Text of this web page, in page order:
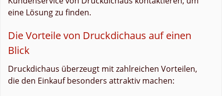
eine Lösung zu finden.
Die Vorteile von Druckdichaus auf einen
Blick
Druckdichaus überzeugt mit zahlreichen Vorteilen,
die den Einkauf besonders attraktiv machen: